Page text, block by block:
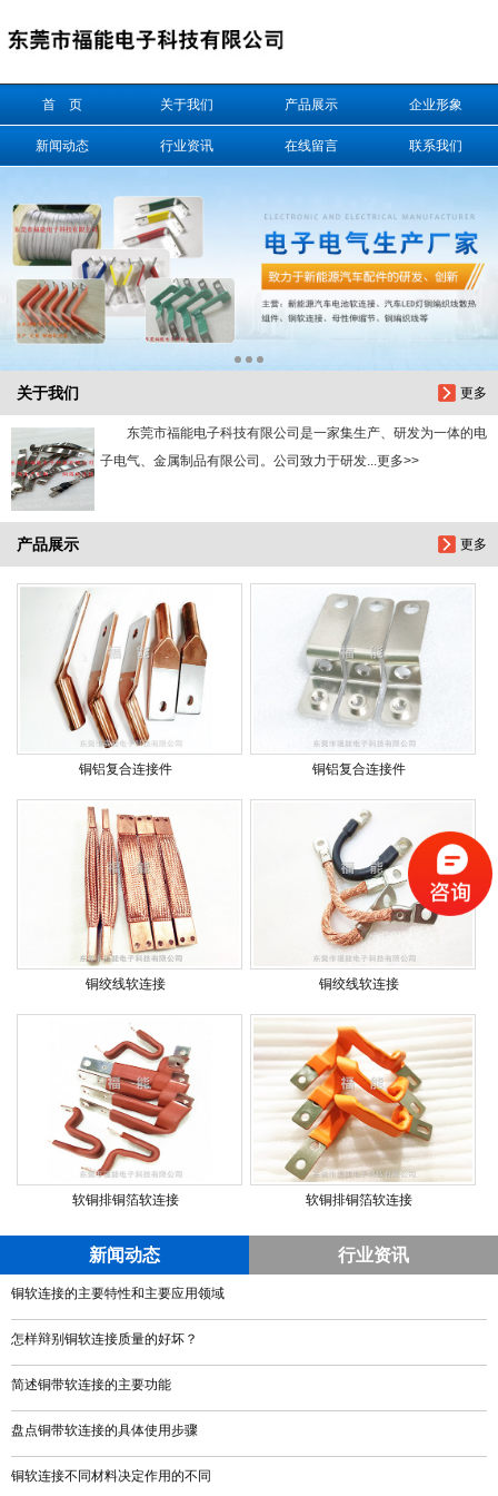
首 页 关于我们 产品展示 企业形象
新闻动态 行业资讯 在线留言 联系我们
更多
关于我们
东莞市福能电子科技有限公司是一家集生产、研发为一体的电
子电气、金属制品有限公司。公司致力于研发...更多>>
更多
产品展示
铜铝复合连接件 铜铝复合连接件
铜绞线软连接 铜绞线软连接
软铜排铜箔软连接 软铜排铜箔软连接
新闻动态 行业资讯
铜软连接的主要特性和主要应用领域
怎样辩别铜软连接质量的好坏？
简述铜带软连接的主要功能
盘点铜带软连接的具体使用步骤
铜软连接不同材料决定作用的不同